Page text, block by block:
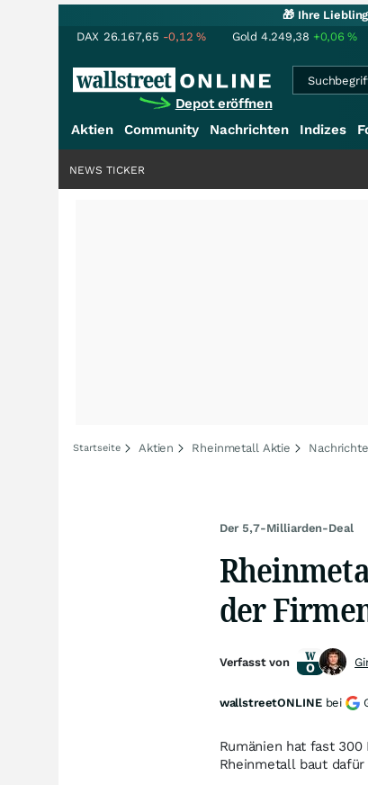
🎁 Ihre
DAX 26.167,65 -0,12% Gold 4.249,38 +0,06%
Depot eröffnen
Aktien Community Nachrichten Indizes
NEWS TICKER
Startseite Aktien Rheinmetall Aktie
Der 5,7-Milliarden-Deal
der
Rumänien hat fast
Rheinmetall baut
Verfasst von
wallstreetONLINE bei